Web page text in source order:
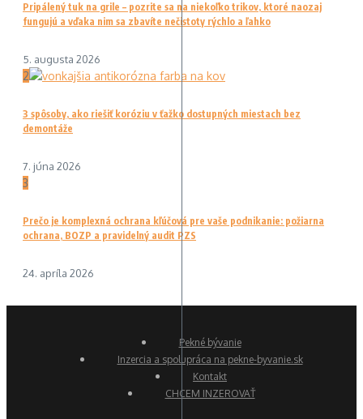
Pripálený tuk na grile – pozrite sa na niekoľko trikov, ktoré naozaj
fungujú a vďaka nim sa zbavíte nečistoty rýchlo a ľahko
5. augusta 2026
2
3 spôsoby, ako riešiť koróziu v ťažko dostupných miestach bez
demontáže
7. júna 2026
3
Prečo je komplexná ochrana kľúčová pre vaše podnikanie: požiarna
ochrana, BOZP a pravidelný audit PZS
24. apríla 2026
Pekné bývanie
Inzercia a spolupráca na pekne-byvanie.sk
Kontakt
CHCEM INZEROVAŤ